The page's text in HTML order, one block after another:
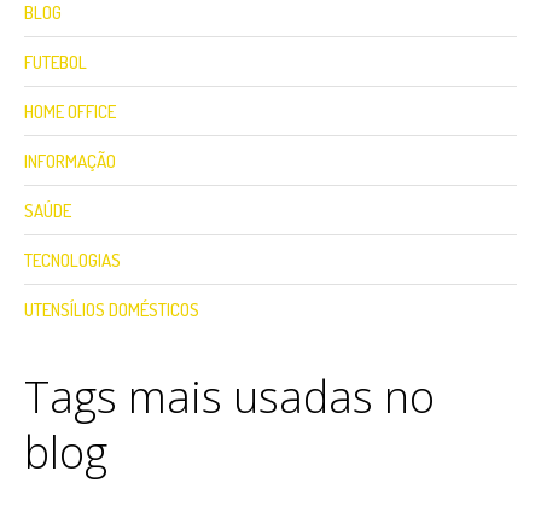
BLOG
FUTEBOL
HOME OFFICE
INFORMAÇÃO
SAÚDE
TECNOLOGIAS
UTENSÍLIOS DOMÉSTICOS
Tags mais usadas no
blog